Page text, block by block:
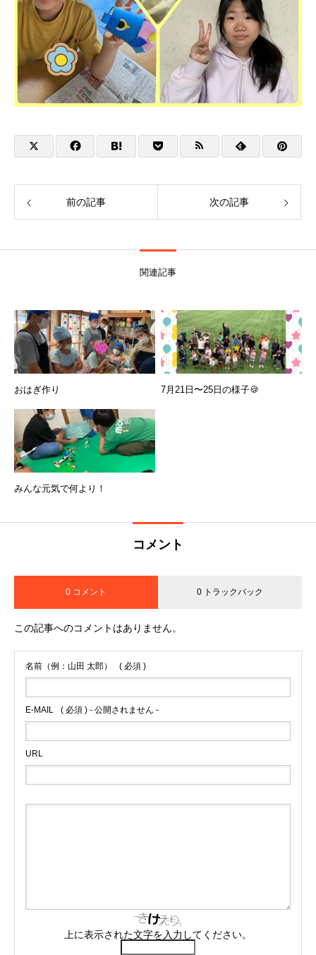
前の記事 次の記事
関連記事
おはぎ作り 7月21日〜25日の様子🍪
みんな元気で何より！
コメント
0 コメント 0 トラックバック
この記事へのコメントはありません。
名前（例：山田 太郎） ( 必須 )
E-MAIL ( 必須 ) - 公開されません -
URL
上に表示された文字を入力してください。